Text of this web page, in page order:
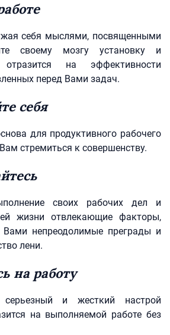
себя мыслями, посвященными
своему мозгу установку и
на эффективности
перед Вами задач.
себя
для продуктивного рабочего
стремиться к совершенству.
своих рабочих дел и
жизни отвлекающие факторы,
Вами непреодолимые преграды и
лени.
на работу
и жесткий настрой
на выполняемой работе без